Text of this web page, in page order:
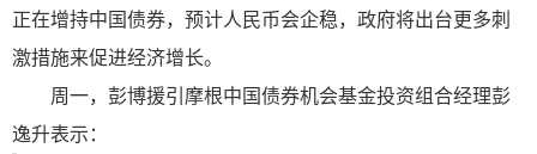
正在增持中国债券，预计人民币会企稳，政府将出台更多刺
激措施来促进经济增长。
周一，彭博援引摩根中国债券机会基金投资组合经理彭
逸升表示：